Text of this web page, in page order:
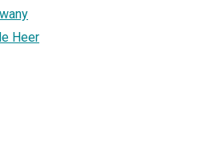
Heer